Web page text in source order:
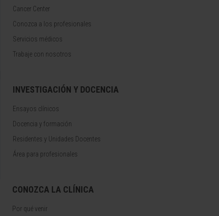
Cancer Center
Conozca a los profesionales
Servicios médicos
Trabaje con nosotros
INVESTIGACIÓN Y DOCENCIA
Ensayos clínicos
Docencia y formación
Residentes y Unidades Docentes
Área para profesionales
CONOZCA LA CLÍNICA
Por qué venir